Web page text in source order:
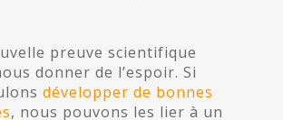
preuve scientifique
donner de l’espoir. Si
développer de bonnes
, nous pouvons les lier à un